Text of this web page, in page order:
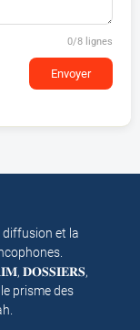
0/8 lignes
Envoyer
et la
𝐃𝐎𝐒𝐒𝐈𝐄𝐑𝐒,
prisme des